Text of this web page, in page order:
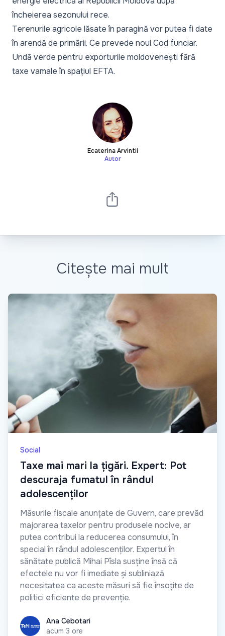
încheierea sezonului rece.
Terenurile agricole lăsate în paragină vor putea fi date
în arendă de primării. Ce prevede noul Cod funciar.
Undă verde pentru exporturile moldovenești fără
taxe vamaleîn spațiul EFTA.
Ecaterina Arvintii
Autor
Citește mai mult
Social
Taxe mai mari la țigări. Expert: Pot
descuraja fumatul în rândul
adolescenților
Măsurile fiscale anunțate de Guvern, care prevăd
majorarea taxelor pentru produsele nocive, ar
putea contribui la reducerea consumului, în
special în rândul adolescenților. Expertul în
sănătate publică Mihai Pîsla susține însă că
efectele nu vor fi imediate și subliniază
necesitatea ca aceste măsuri să fie însoțite de
politici eficiente de prevenție.
Ana CebotariAna Cebotari
acum 3 ore